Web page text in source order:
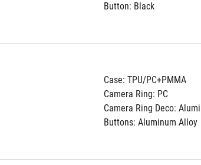
Button: Black
Case: TPU/PC+PMMA
Camera Ring: PC
Camera Ring Deco:
Buttons: Aluminum Alloy